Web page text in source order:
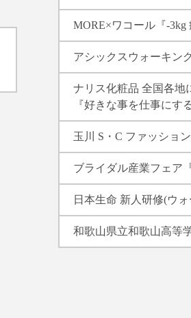
MORE×ワコール『-3kg
アシックスウォーキン
ナリス化粧品 全国各地
『好きな事を仕事にす
玉川 S・C ファッショ
ブライダル産業フェア
日本生命 新人研修(ウ
和歌山県立和歌山高等